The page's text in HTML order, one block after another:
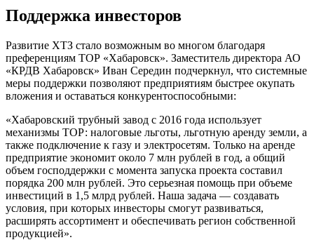
Поддержка инвесторов
Развитие ХТЗ стало возможным во многом благодаря
преференциям ТОР «Хабаровск». Заместитель директора АО
«КРДВ Хабаровск» Иван Середин подчеркнул, что системные
меры поддержки позволяют предприятиям быстрее окупать
вложения и оставаться конкурентоспособными:
«Хабаровский трубный завод с 2016 года использует
механизмы ТОР: налоговые льготы, льготную аренду земли, а
также подключение к газу и электросетям. Только на аренде
предприятие экономит около 7 млн рублей в год, а общий
объем господдержки с момента запуска проекта составил
порядка 200 млн рублей. Это серьезная помощь при объеме
инвестиций в 1,5 млрд рублей. Наша задача — создавать
условия, при которых инвесторы смогут развиваться,
расширять ассортимент и обеспечивать регион собственной
продукцией».